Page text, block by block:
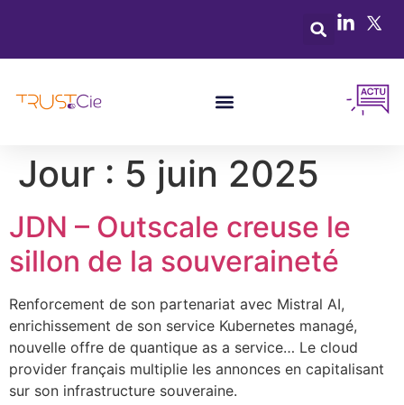
Jour : 5 juin 2025
JDN – Outscale creuse le
sillon de la souveraineté
Renforcement de son partenariat avec Mistral AI,
enrichissement de son service Kubernetes managé,
nouvelle offre de quantique as a service… Le cloud
provider français multiplie les annonces en capitalisant
sur son infrastructure souveraine.